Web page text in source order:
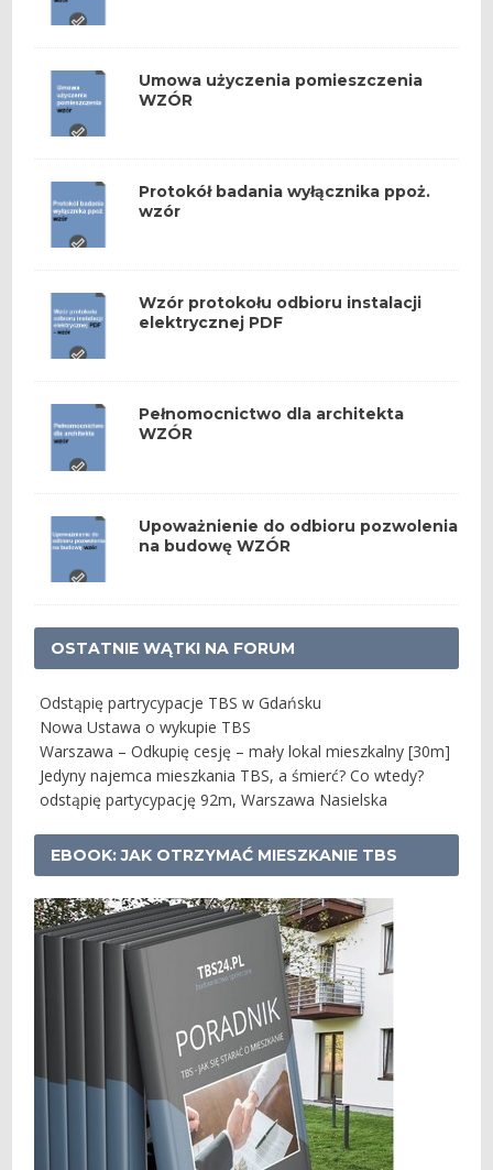
Umowa użyczenia pomieszczenia
WZÓR
Protokół badania wyłącznika ppoż.
wzór
Wzór protokołu odbioru instalacji
elektrycznej PDF
Pełnomocnictwo dla architekta
WZÓR
Upoważnienie do odbioru pozwolenia
na budowę WZÓR
OSTATNIE WĄTKI NA FORUM
Odstąpię partrycypacje TBS w Gdańsku
Nowa Ustawa o wykupie TBS
Warszawa – Odkupię cesję – mały lokal mieszkalny [30m]
Jedyny najemca mieszkania TBS, a śmierć? Co wtedy?
odstąpię partycypację 92m, Warszawa Nasielska
EBOOK: JAK OTRZYMAĆ MIESZKANIE TBS